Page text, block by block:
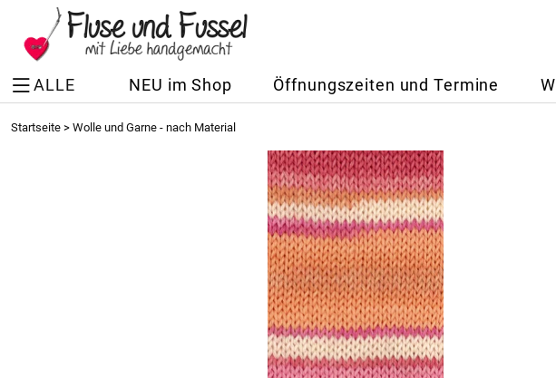
ALLE NEU im Shop Öffnungszeiten und Termine
Startseite > Wolle und Garne - nach Material